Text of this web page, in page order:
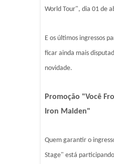
World Tour", dia 01 de
E os últimos ingressos
ficar ainda mais
novidade.
Promoção "Você
Iron Maiden"
Quem garantir o
Stage" está